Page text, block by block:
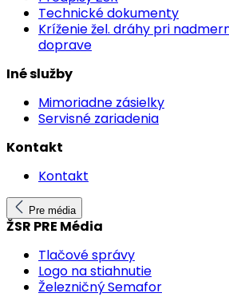
Technické dokumenty
Kríženie žel. dráhy pri
doprave
Iné služby
Mimoriadne zásielky
Servisné zariadenia
Kontakt
Kontakt
Pre média
ŽSR PRE Média
Tlačové správy
Logo na stiahnutie
Železničný Semafor